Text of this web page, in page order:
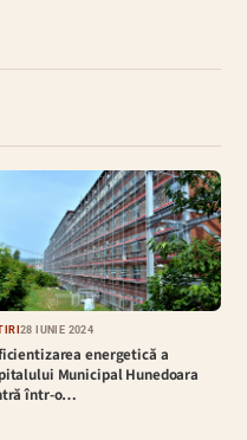
28 IUNIE 2024
energetică a
Municipal Hunedoara
într-o…